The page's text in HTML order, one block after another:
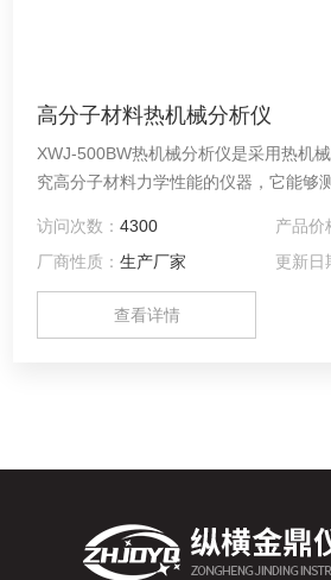
高分子材料热机械分析仪
XWJ-500BW热机械分析仪是采用热机
究高分子材料力学性能的仪器，它能够
玻璃化转变温度Tg和流动温度Tf等特性
及其合成材料、药物、陶瓷等材料的科
料热机械分析仪
访问次数：4300 产品价
厂商性质：生产厂家 更新日
查看详情